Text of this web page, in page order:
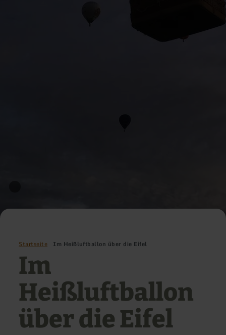
Startseite Im Heißluftballon über die Eifel
Im
Heißluftballon
über die Eifel